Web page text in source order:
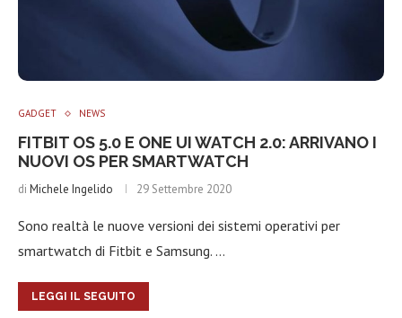
GADGET NEWS
FITBIT OS 5.0 E ONE UI WATCH 2.0: ARRIVANO I
NUOVI OS PER SMARTWATCH
di Michele Ingelido 29 Settembre 2020
Sono realtà le nuove versioni dei sistemi operativi per
smartwatch di Fitbit e Samsung. …
LEGGI IL SEGUITO